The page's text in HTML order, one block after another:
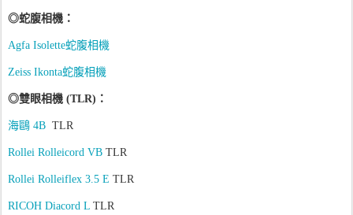
◎蛇腹相機 ：
Agfa Isolette蛇腹相機
Zeiss Ikonta蛇腹相機
◎雙眼相機 (TLR) ：
海鷗 4B TLR
Rollei Rolleicord VB TLR
Rollei Rolleiflex 3.5 E TLR
RICOH Diacord L TLR